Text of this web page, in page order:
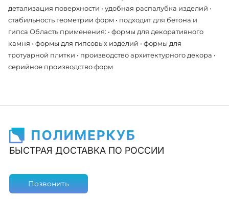
детализация поверхности • удобная распалубка изделий •
стабильность геометрии форм • подходит для бетона и
гипса Область применения: • формы для декоративного
камня • формы для гипсовых изделий • формы для
тротуарной плитки • производство архитектурного декора •
серийное производство форм
БЫСТРАЯ ДОСТАВКА ПО РОССИИ
Позвонить